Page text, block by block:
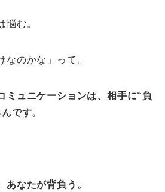
悩む。
なのかな」って。
ミュニケーションは、相手に“負
です。
あなたが背負う。